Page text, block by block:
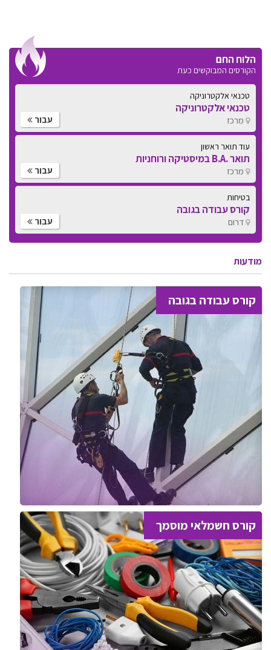
הלוח החם
הקורסים המבוקשים כעת
טכנאי אלקטרוניקה
טכנאי אלקטרוניקה
מרכז עבור
עוד תואר ראשון
תואר .B.A במיסטיקה ורוחניות
מרכז עבור
בטיחות
קורס עבודה בגובה
דרום עבור
מודעות
קורס עבודה בגובה
קורס חשמלאי מוסמך